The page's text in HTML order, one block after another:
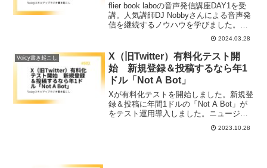
flier book laboの音声発信講座DAY1を受
講。人気講師DJ Nobbyさんによる音声発
信を継続するノウハウを学びました。課
題の対処方法を振り返ります。2024.03.28
Voicy書き起こし
X（旧Twitter）有料化テスト開
始 新規登録＆投稿するなら年1
ドル「Not A Bot」
Xが有料化テストを開始しました。新規登
録＆投稿に年間1ドルの「Not A Bot」が
をテスト運用導入しました。ニュージー
ランドとフィリピンでテスト中で、スパ
ムボット対策を強化。詳細をご覧くださ
2023.10.28